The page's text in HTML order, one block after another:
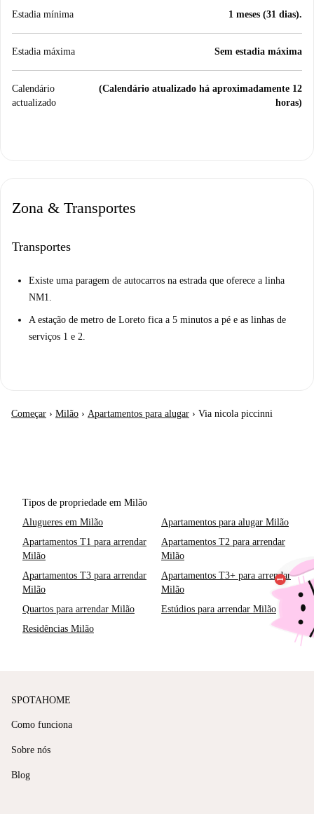
Estadia mínima 1 meses (31 dias).
Estadia máxima Sem estadia máxima
Calendário
actualizado
(Calendário atualizado há aproximadamente 12
horas)
Zona & Transportes
Transportes
Existe uma paragem de autocarros na estrada que oferece a linha
NM1.
A estação de metro de Loreto fica a 5 minutos a pé e as linhas de
serviços 1 e 2.
Começar › Milão › Apartamentos para alugar › Via nicola piccinni
Tipos de propriedade em Milão
Alugueres em Milão
Apartamentos para alugar Milão
Apartamentos T1 para arrendar
Milão
Apartamentos T2 para arrendar
Milão
Apartamentos T3 para arrendar
Milão
Apartamentos T3+ para arrendar
Milão
Quartos para arrendar Milão
Estúdios para arrendar Milão
Residências Milão
SPOTAHOME
Como funciona
Sobre nós
Blog